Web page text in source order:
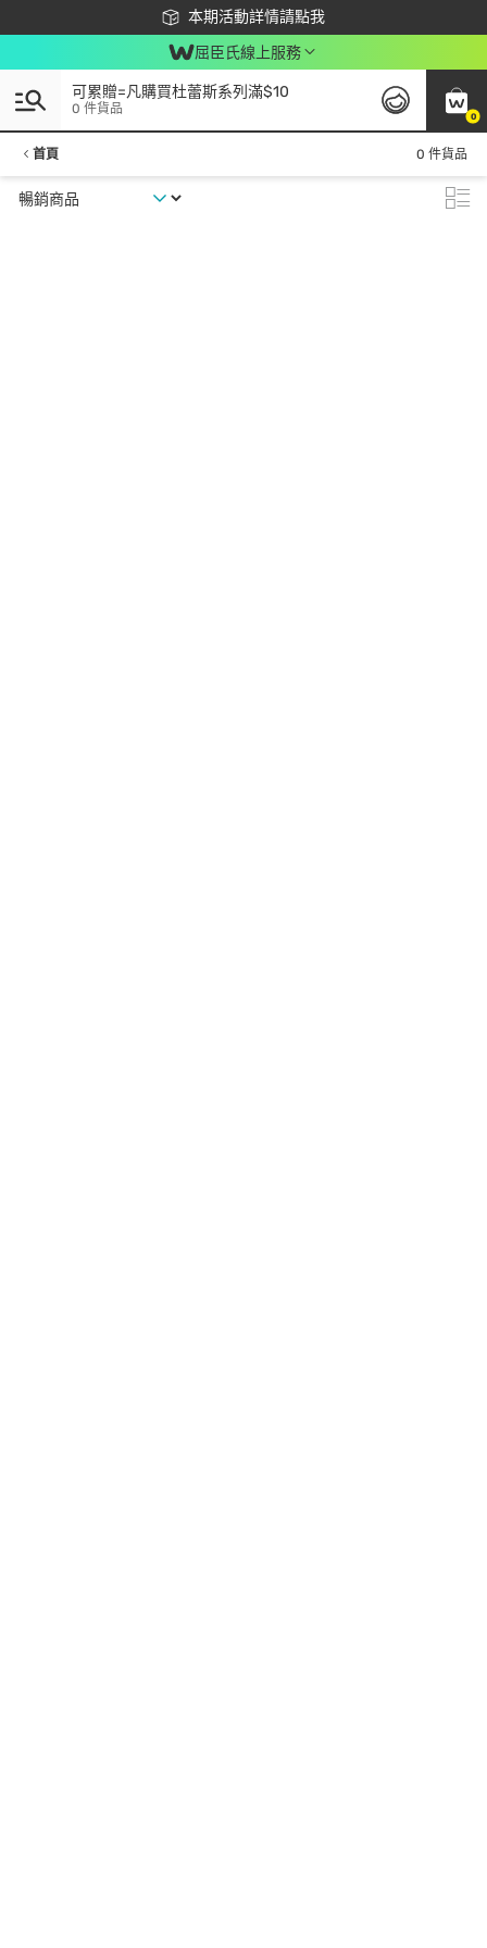
本期活動詳情請點我
下載app最高回饋$350
屈臣氏線上服務
0
可累贈=凡購買杜蕾斯系列滿$10
0 件貨品
首頁 0 件貨品